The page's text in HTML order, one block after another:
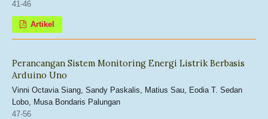
41-46
Artikel
Perancangan Sistem Monitoring Energi Listrik Berbasis
Arduino Uno
Vinni Octavia Siang, Sandy Paskalis, Matius Sau, Eodia T. Sedan
Lobo, Musa Bondaris Palungan
47-56